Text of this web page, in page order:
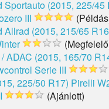
Sportauto (2015, 225/45
III
Allrad (2015, 215/65
ADAC (2015, 165/70
Serie III
225/50 R17) Pirelli
(Ajánlott)